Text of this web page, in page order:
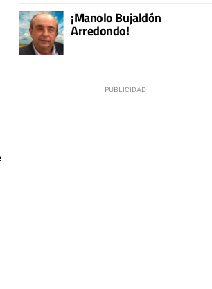
¡Manolo Bujaldón
Arredondo!